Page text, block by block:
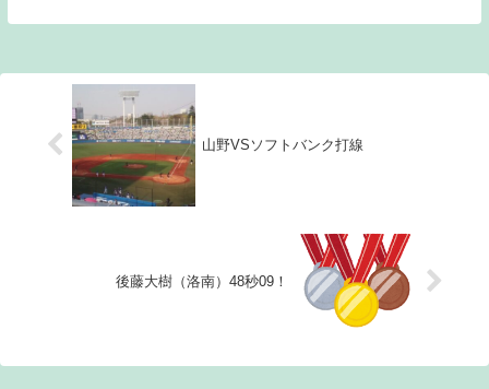
ピッチングを見せた高梨だと思うのだが、
山野VSソフトバンク打線
後藤大樹（洛南）48秒09！